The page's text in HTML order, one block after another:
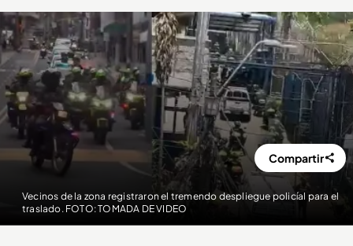
Vecinos de la zona registraron el tremendo despliegue policíal para el
traslado. FOTO: TOMADA DE VIDEO
Compartir